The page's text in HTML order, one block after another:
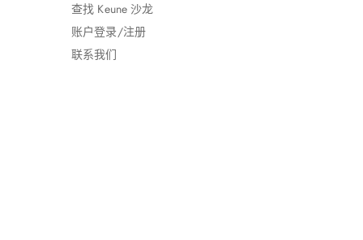
查找 Keune 沙龙
账户登录/注册
联系我们